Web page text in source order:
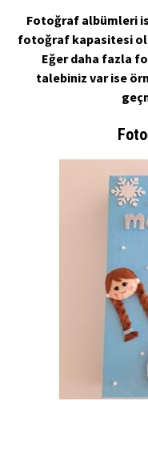
Fotoğraf albümleri
fotoğraf kapasitesi
Eğer daha fazla
talebiniz var ise